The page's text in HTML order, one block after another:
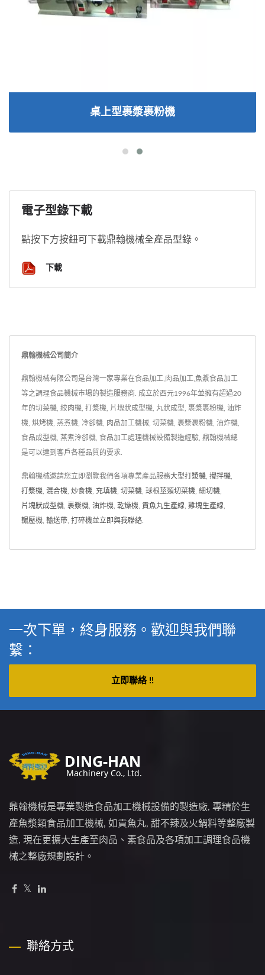
桌上型裹漿裹粉機
電子型錄下載
點按下方按鈕可下載鼎翰機械全產品型錄。
下載
鼎翰機械公司簡介
鼎翰機械有限公司是台灣一家專業在食品加工,肉品加工,魚漿食品加工
等之調理食品機械市場的製造服務商. 成立於西元1996年並擁有超過20
年的切菜機, 絞肉機, 打漿機, 片塊狀成型機, 丸狀成型, 裹漿裹粉機, 油炸
機, 烘烤機, 蒸煮機, 冷卻機, 肉品加工機械, 切菜機, 裹槳裹粉機, 油炸機,
食品成型機, 蒸煮泠卻機, 食品加工處理機械設備製造經驗, 鼎翰機械總
是可以達到客戶各種品質的要求.
鼎翰機械邀請您立即瀏覽我們各項專業產品服務大型打漿機 攪拌機
打漿機 混合機 炒食機 充填機 切菜機 球根莖類切菜機 細切機
片塊狀成型機 裹漿機 油炸機 乾燥機 貢魚丸生產線 雞塊生產線
輾壓機 輸送帶 打碎機並立即與我聯絡
一次下單，終身服務。歡迎與我們聯
繫：
立即聯絡 !!
鼎翰機械是專業製造食品加工機械設備的製造廠, 專精於生
產魚漿類食品加工機械, 如貢魚丸, 甜不辣及火鍋料等整廠製
造, 現在更擴大生產至肉品、素食品及各項加工調理食品機
械之整廠規劃設計。
聯絡方式